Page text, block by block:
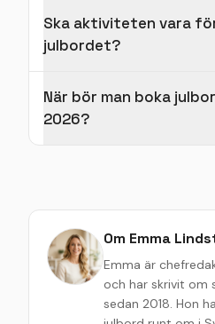
Ska aktiviteten vara
julbordet?
När bör man boka
2026?
Om Emma
Emma är
och har skrivit om
sedan 2018. Hon